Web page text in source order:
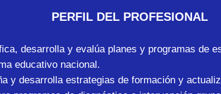
PERFIL DEL PROFESIONAL
desarrolla y evalúa planes y programas de
educativo nacional.
y desarrolla estrategias de formación y